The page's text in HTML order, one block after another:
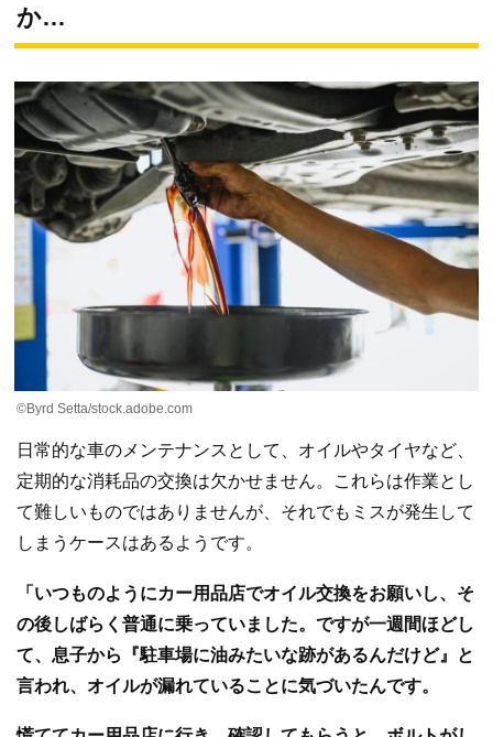
か…
©Byrd Setta/stock.adobe.com
日常的な車のメンテナンスとして、オイルやタイヤなど、
定期的な消耗品の交換は欠かせません。これらは作業とし
て難しいものではありませんが、それでもミスが発生して
しまうケースはあるようです。
「いつものようにカー用品店でオイル交換をお願いし、そ
の後しばらく普通に乗っていました。ですが一週間ほどし
て、息子から『駐車場に油みたいな跡があるんだけど』と
言われ、オイルが漏れていることに気づいたんです。